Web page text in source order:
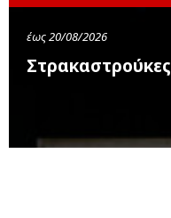
έως 20/08/2026
Στρακαστρούκες